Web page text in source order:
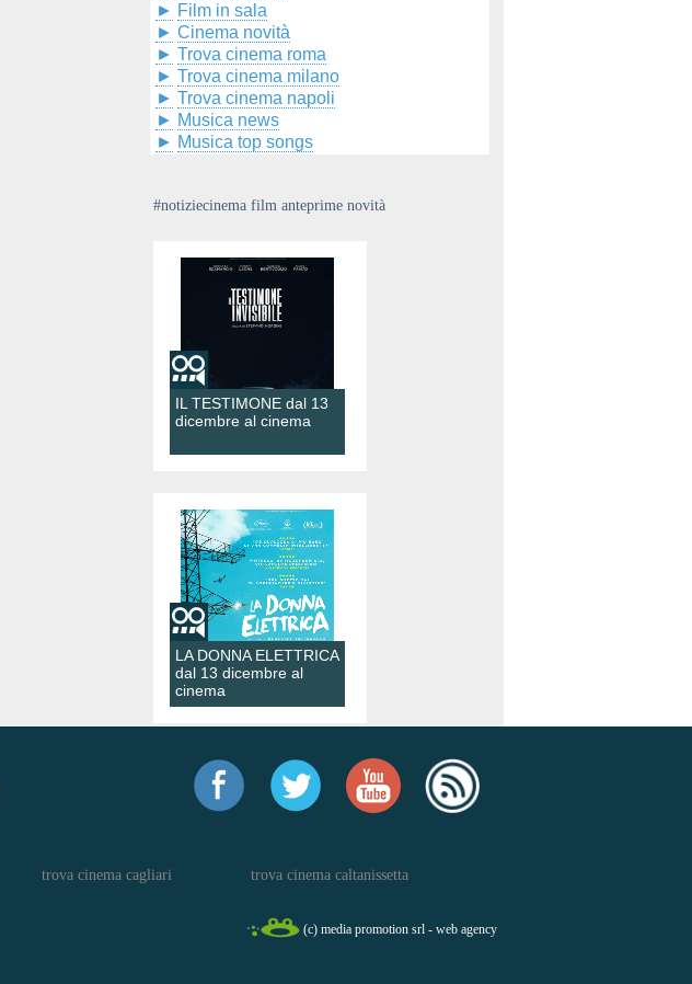
► Film in sala
► Cinema novità
► Trova cinema roma
► Trova cinema milano
► Trova cinema napoli
► Musica news
► Musica top songs
#notiziecinema film anteprime novità
IL TESTIMONE dal 13
dicembre al cinema
LA DONNA ELETTRICA
dal 13 dicembre al
cinema
trova cinema cagliari trova cinema caltanissetta
(c) media promotion srl - web agency